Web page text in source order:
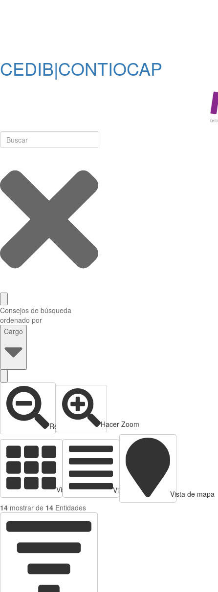
CEDIB|CONTIOCAP
Consejos de búsqueda
ordenado por
Cargo
Reducir zoom Hacer Zoom
Vista de tarjetas Vista de Tabla
Vista de mapa
14 mostrar de 14 Entidades